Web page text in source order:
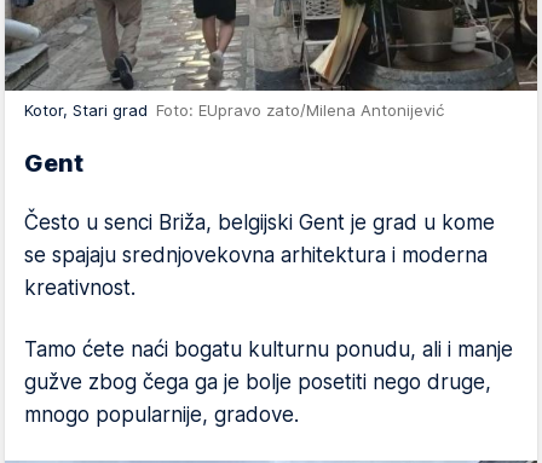
Kotor, Stari grad Foto: EUpravo zato/Milena Antonijević
Gent
Često u senci Briža, belgijski Gent je grad u kome
se spajaju srednjovekovna arhitektura i moderna
kreativnost.
Tamo ćete naći bogatu kulturnu ponudu, ali i manje
gužve zbog čega ga je bolje posetiti nego druge,
mnogo popularnije, gradove.